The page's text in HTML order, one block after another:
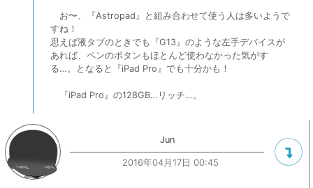
お〜、『Astropad』と組み合わせて使う人は多いようで
すね！
思えば液タブのときでも『G13』のような左手デバイスが
あれば、ペンのボタンもほとんど使わなかった気がす
る…。となると『iPad Pro』でも十分かも！
『iPad Pro』の128GB…リッチ…。
Jun
2016年04月17日 00:45